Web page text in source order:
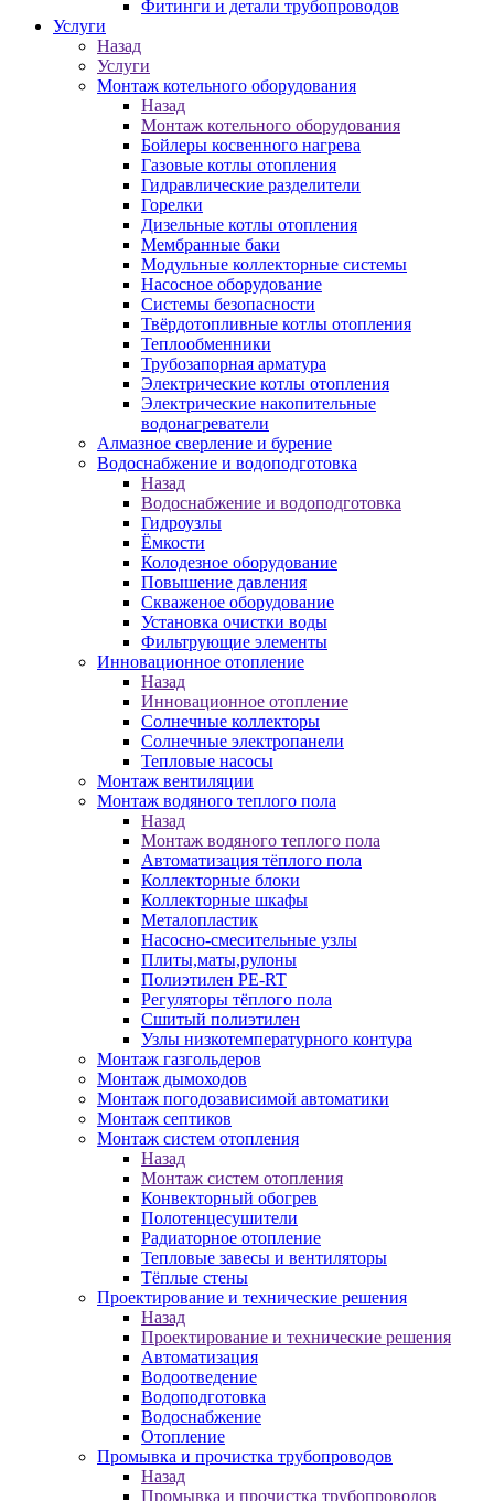
Фитинги и детали трубопроводов
Услуги
Назад
Услуги
Монтаж котельного оборудования
Назад
Монтаж котельного оборудования
Бойлеры косвенного нагрева
Газовые котлы отопления
Гидравлические разделители
Горелки
Дизельные котлы отопления
Мембранные баки
Модульные коллекторные системы
Насосное оборудование
Системы безопасности
Твёрдотопливные котлы отопления
Теплообменники
Трубозапорная арматура
Электрические котлы отопления
Электрические накопительные
водонагреватели
Алмазное сверление и бурение
Водоснабжение и водоподготовка
Назад
Водоснабжение и водоподготовка
Гидроузлы
Ёмкости
Колодезное оборудование
Повышение давления
Скваженое оборудование
Установка очистки воды
Фильтрующие элементы
Инновационное отопление
Назад
Инновационное отопление
Солнечные коллекторы
Солнечные электропанели
Тепловые насосы
Монтаж вентиляции
Монтаж водяного теплого пола
Назад
Монтаж водяного теплого пола
Автоматизация тёплого пола
Коллекторные блоки
Коллекторные шкафы
Металопластик
Насосно-смесительные узлы
Плиты,маты,рулоны
Полиэтилен PE-RT
Регуляторы тёплого пола
Сшитый полиэтилен
Узлы низкотемпературного контура
Монтаж газгольдеров
Монтаж дымоходов
Монтаж погодозависимой автоматики
Монтаж септиков
Монтаж систем отопления
Назад
Монтаж систем отопления
Конвекторный обогрев
Полотенцесушители
Радиаторное отопление
Тепловые завесы и вентиляторы
Тёплые стены
Проектирование и технические решения
Назад
Проектирование и технические решения
Автоматизация
Водоотведение
Водоподготовка
Водоснабжение
Отопление
Промывка и прочистка трубопроводов
Назад
Промывка и прочистка трубопроводов